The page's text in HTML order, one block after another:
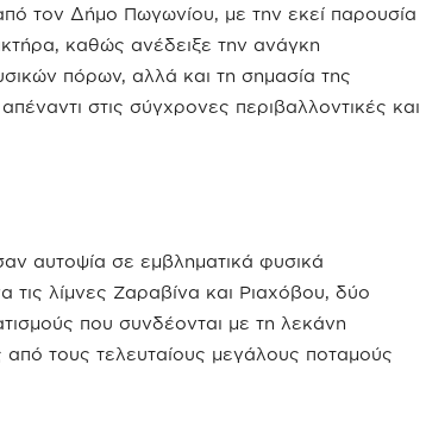
τον Δήμο Πωγωνίου, με την εκεί παρουσία
καθώς ανέδειξε την ανάγκη
πόρων, αλλά και τη σημασία της
στις σύγχρονες περιβαλλοντικές και
αυτοψία σε εμβληματικά φυσικά
τις λίμνες Ζαραβίνα και Ριαχόβου, δύο
που συνδέονται με τη λεκάνη
τους τελευταίους μεγάλους ποταμούς